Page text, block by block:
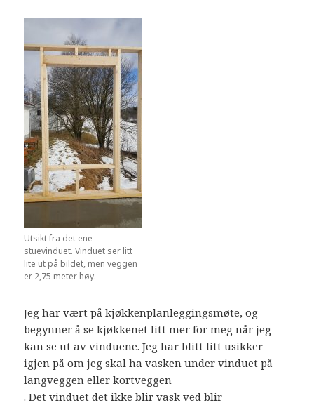
Utsikt fra det ene
stuevinduet. Vinduet ser litt
lite ut på bildet, men veggen
er 2,75 meter høy.
Jeg har vært på kjøkkenplanleggingsmøte, og
begynner å se kjøkkenet litt mer for meg når jeg
kan se ut av vinduene. Jeg har blitt litt usikker
igjen på om jeg skal ha vasken under vinduet på
langveggen eller kortveggen
. Det vinduet det ikke blir vask ved blir